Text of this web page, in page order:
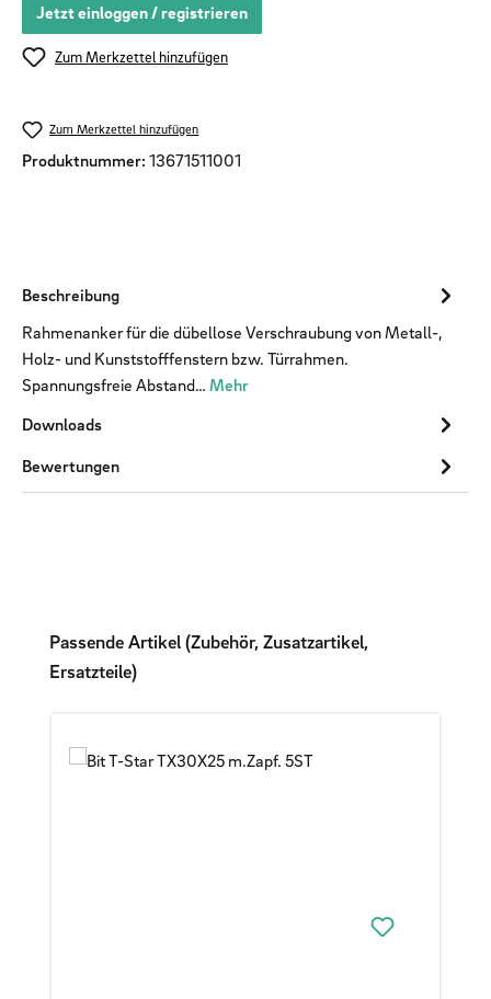
Jetzt einloggen / registrieren
Zum Merkzettel hinzufügen
Zum Merkzettel hinzufügen
Produktnummer: 13671511001
Beschreibung
Rahmenanker für die dübellose Verschraubung von Metall-,
Holz- und Kunststofffenstern bzw. Türrahmen.
Spannungsfreie Abstand… Mehr
Downloads
Bewertungen
Produktgalerie überspringen
Passende Artikel (Zubehör, Zusatzartikel,
Ersatzteile)